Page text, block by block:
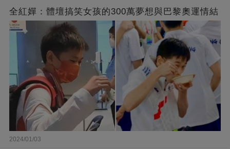
全紅嬋：體壇搞笑女孩的300萬夢想與巴黎奧運情結
2024/01/03